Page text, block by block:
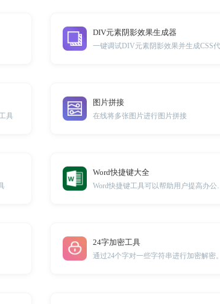
DIV元素阴影效果生成器
具
图片拼接
在线将多张图片进行图片拼接
Word快捷键大全
24字加密工具
通过24个字对一些字符串进行加密解密。